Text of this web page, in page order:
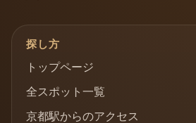
探し方
トップページ
全スポット一覧
京都駅からのアクセス